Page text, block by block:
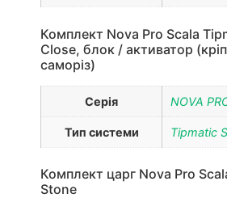
Комплект Nova Pro Scala
Close, блок / активатор
саморіз)
Серія NOVA
Тип системи Tipmatic
Комплект царг Nova Pro
Stone